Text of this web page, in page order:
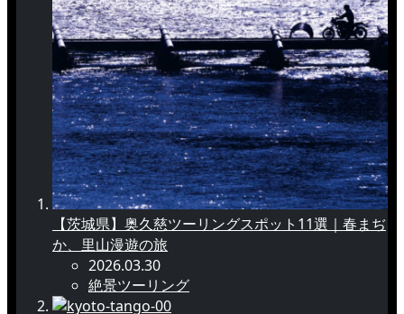
【茨城県】奥久慈ツーリングスポット11選｜春まぢ
か、里山漫遊の旅
2026.03.30
絶景ツーリング